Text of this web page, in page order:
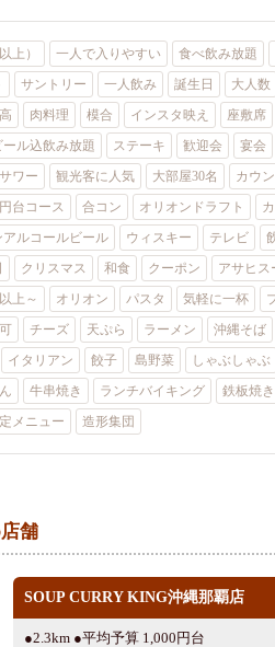
上） 一人で入りやすい 食べ飲み放題
サントリー 一人飲み 誕生日 大人数
肉料理 模合 インスタ映え 座敷席
ール込飲み放題 ステーキ 歓迎会 宴会
ワー 観光客に人気 大部屋30名 カウ
台コース 合コン オリオンドラフト
アルコールビール ウィスキー テレビ
クリスマス 和食 クーポン アサヒス
上～ オリオン パスタ 気軽に一杯
チーズ 天ぷら ラーメン 沖縄そば
イタリアン 餃子 島野菜 しゃぶしゃぶ
牛串焼き ランチバイキング 鉄板焼き
メニュー 造形集団
舗
SOUP CURRY KING沖縄那覇店
●2.3km ●平均予算 1,000円台